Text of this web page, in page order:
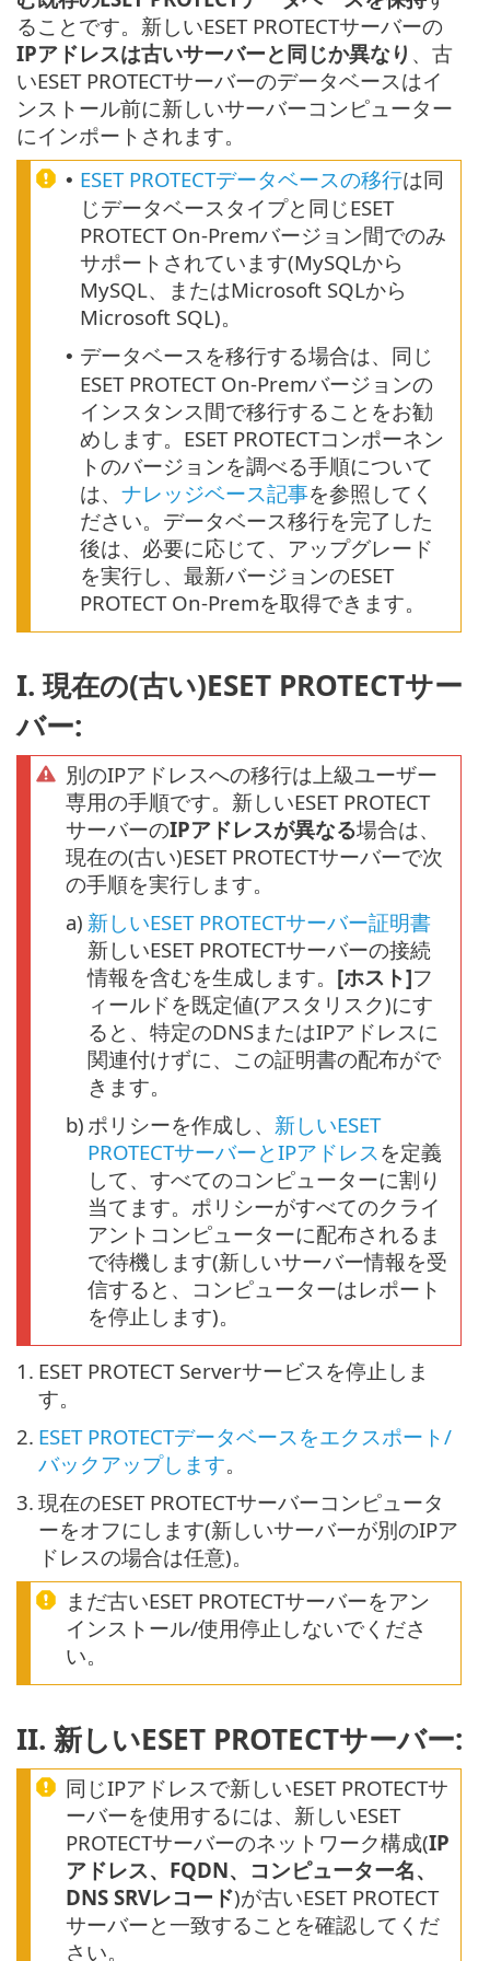
ることです。新しいESET PROTECTサーバーの
IPアドレスは古いサーバーと同じか異なり 、古
いESET PROTECTサーバーのデータベースはイ
ンストール前に新しいサーバーコンピューター
にインポートされます。
• ESET PROTECTデータベースの移行は同
じデータベースタイプと同じESET
PROTECT On-Premバージョン間でのみ
サポートされています(MySQLから
MySQL、またはMicrosoft SQLから
Microsoft SQL)。
• データベースを移行する場合は、同じ
ESET PROTECT On-Premバージョンの
インスタンス間で移行することをお勧
めします。ESET PROTECTコンポーネン
トのバージョンを調べる手順について
は、 ナレッジベース記事を参照してく
ださい。データベース移行を完了した
後は、必要に応じて、アップグレード
を実行し、最新バージョンのESET
PROTECT On-Premを取得できます。
I. 現在の(古い)ESET PROTECTサー
バー:
別のIPアドレスへの移行は上級ユーザー
専用の手順です。新しいESET PROTECT
サーバーのIPアドレスが異なる場合は、
現在の(古い)ESET PROTECTサーバーで次
の手順を実行します。
a) 新しいESET PROTECTサーバー証明書
新しいESET PROTECTサーバーの接続
情報を含むを生成します。 [ホスト]フ
ィールドを既定値(アスタリスク)にす
ると、特定のDNSまたはIPアドレスに
関連付けずに、この証明書の配布がで
きます。
b) ポリシーを作成し、 新しいESET
PROTECTサーバーとIPアドレスを定義
して、すべてのコンピューターに割り
当てます。ポリシーがすべてのクライ
アントコンピューターに配布されるま
で待機します(新しいサーバー情報を受
信すると、コンピューターはレポート
を停止します)。
1. ESET PROTECT Serverサービスを停止しま
す。
2. ESET PROTECTデータベースをエクスポート/
バックアップします。
3. 現在のESET PROTECTサーバーコンピュータ
ーをオフにします(新しいサーバーが別のIPア
ドレスの場合は任意)。
まだ古いESET PROTECTサーバーをアン
インストール/使用停止しないでくださ
い。
II. 新しいESET PROTECTサーバー:
同じIPアドレスで新しいESET PROTECTサ
ーバーを使用するには、新しいESET
PROTECTサーバーのネットワーク構成(IP
アドレス、FQDN、コンピューター名、
DNS SRVレコード)が古いESET PROTECT
サーバーと一致することを確認してくだ
さい。